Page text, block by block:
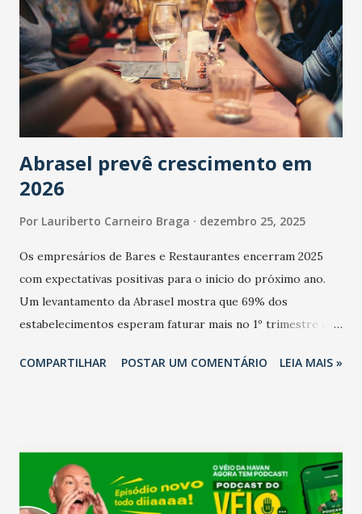
Abrasel prevê crescimento em
2026
Por Lauriberto Carneiro Braga dezembro 25, 2025
Os empresários de Bares e Restaurantes encerram 2025
com expectativas positivas para o início do próximo ano.
Um levantamento da Abrasel mostra que 69% dos
estabelecimentos esperam faturar mais no 1º trimestre de
relação ao último trimestre deste ano, 56% também
confraternizações de fim de ano e pelo pagamento do 13º
Salário para um número maior de trabalhadores, já que o
país tem a menor taxa de desemprego dos anos recentes.
COMPARTILHAR POSTAR UM COMENTÁRIO LEIA MAIS »